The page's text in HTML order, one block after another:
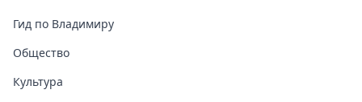
Гид по Владимиру
Общество
Культура